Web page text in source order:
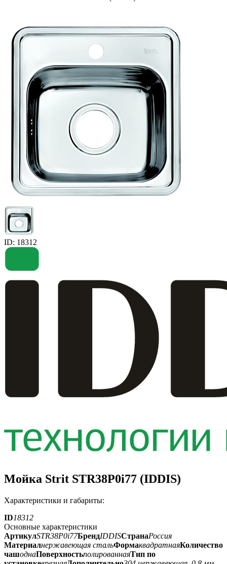
ID: 18312
Мойка Strit STR38P0i77 (IDDIS)
Характеристики и габариты:
ID18312
Основные характеристики
АртикулSTR38P0i77БрендIDDISСтранаРоссия
Материалнержавеющая стальФормаквадратнаяКоличество
чашоднаПоверхностьполированнаяТип по